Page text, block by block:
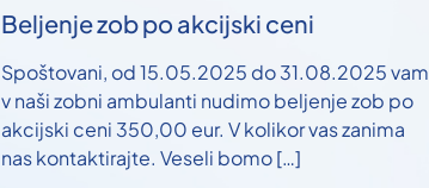
Beljenje zob po akcijski ceni
Spoštovani, od 15.05.2025 do 31.08.2025 vam
v naši zobni ambulanti nudimo beljenje zob po
akcijski ceni 350,00 eur. V kolikor vas zanima
nas kontaktirajte. Veseli bomo[…]